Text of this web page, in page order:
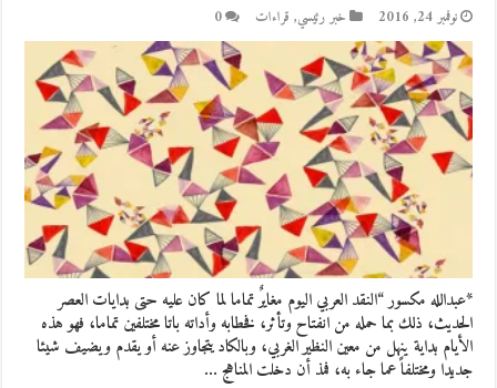
نوفمبر 24, 2016 خبر رئيسي, قراءات 0
*عبدالله مكسور “النقد العربي اليوم مغايرٌ تماما لما كان عليه حتى بدايات العصر
الحديث، ذلك بما حمله من انفتاح وتأثر، فخطابه وأداته باتا مختلفين تماما، فهو هذه
الأيام بداية ينهل من معين النظير الغربي، وبالكاد يتجاوز عنه أو يقدم ويضيف شيئا
جديدا ومختلفاً عما جاء به، فمذ أن دخلت المناهج …